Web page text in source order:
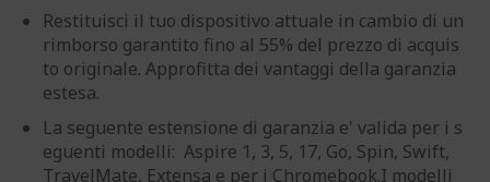
Restituisci il tuo dispositivo attuale in cambio di un
rimborso garantito fino al 55% del prezzo di acquis
to originale. Approfitta dei vantaggi della garanzia
estesa.
La seguente estensione di garanzia e' valida per i s
eguenti modelli: Aspire 1, 3, 5, 17, Go, Spin, Swift,
TravelMate, Extensa e per i Chromebook.I modelli